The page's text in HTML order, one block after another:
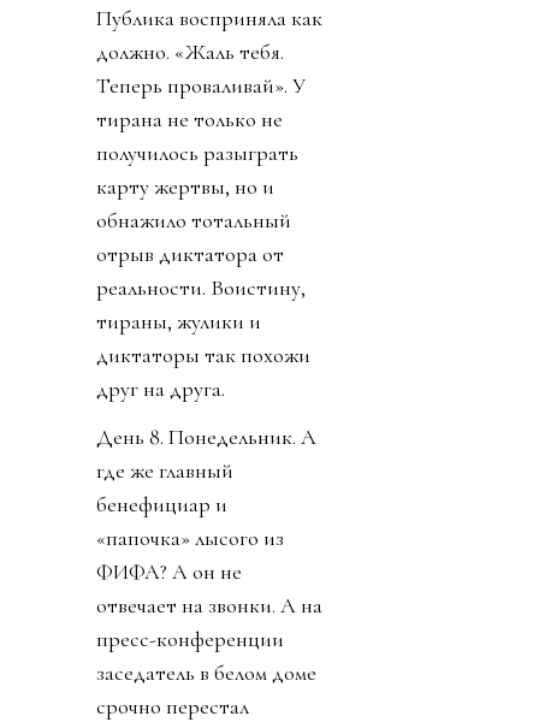
Публика восприняла как
должно. «Жаль тебя.
Теперь проваливай». У
тирана не только не
получилось разыграть
карту жертвы, но и
обнажило тотальный
отрыв диктатора от
реальности. Воистину,
тираны, жулики и
диктаторы так похожи
друг на друга.
День 8. Понедельник. А
где же главный
бенефициар и
«папочка» лысого из
ФИФА? А он не
отвечает на звонки. А на
пресс-конференции
заседатель в белом доме
срочно перестал